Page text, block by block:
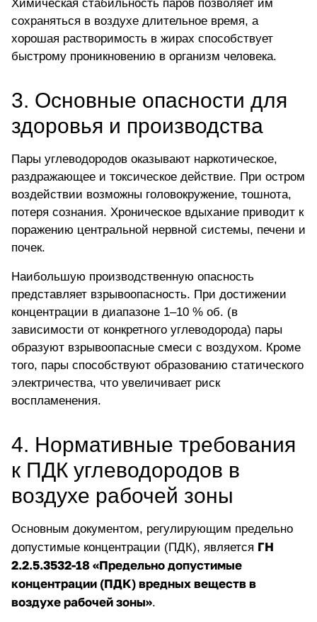
Химическая стабильность паров позволяет им
сохраняться в воздухе длительное время, а
хорошая растворимость в жирах способствует
быстрому проникновению в организм человека.
3. Основные опасности для
здоровья и производства
Пары углеводородов оказывают наркотическое,
раздражающее и токсическое действие. При остром
воздействии возможны головокружение, тошнота,
потеря сознания. Хроническое вдыхание приводит к
поражению центральной нервной системы, печени и
почек.
Наибольшую производственную опасность
представляет взрывоопасность. При достижении
концентрации в диапазоне 1–10 % об. (в
зависимости от конкретного углеводорода) пары
образуют взрывоопасные смеси с воздухом. Кроме
того, пары способствуют образованию статического
электричества, что увеличивает риск
воспламенения.
4. Нормативные требования
к ПДК углеводородов в
воздухе рабочей зоны
Основным документом, регулирующим предельно
допустимые концентрации (ПДК), является ГН
2.2.5.3532-18 «Предельно допустимые
концентрации (ПДК) вредных веществ в
воздухе рабочей зоны».